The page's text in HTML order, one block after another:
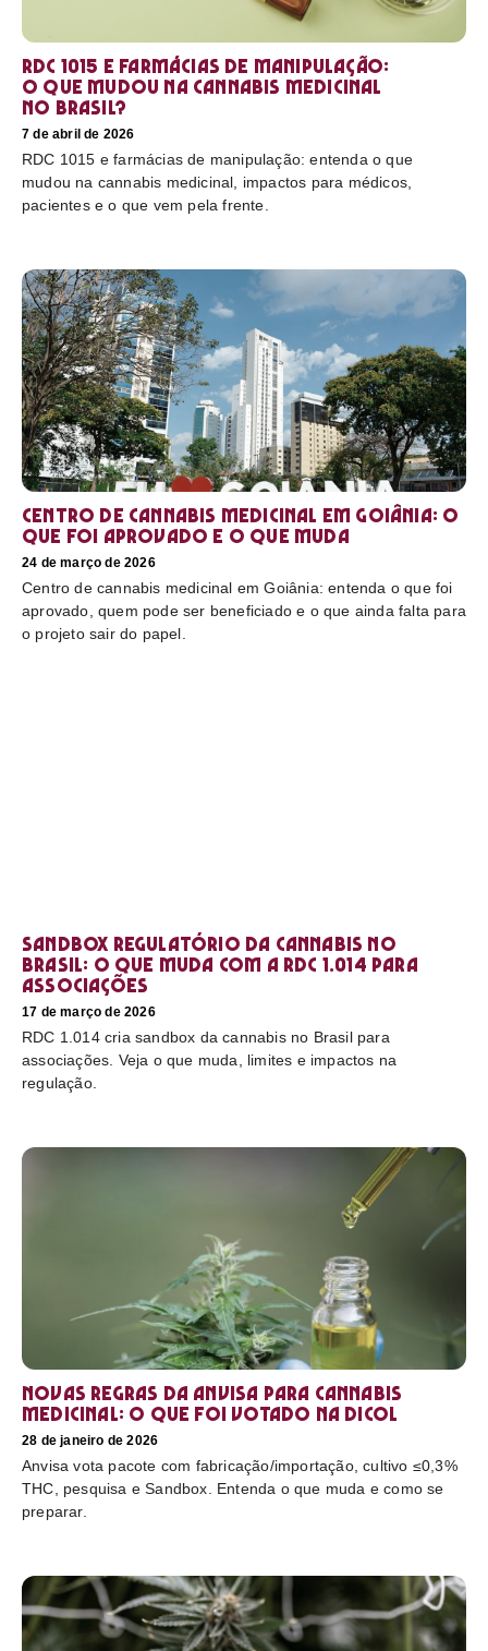
RDC 1015 e farmácias de manipulação:
o que mudou na cannabis medicinal
no Brasil?
7 de abril de 2026
RDC 1015 e farmácias de manipulação: entenda o que
mudou na cannabis medicinal, impactos para médicos,
pacientes e o que vem pela frente.
Centro de cannabis medicinal em Goiânia: o
que foi aprovado e o que muda
24 de março de 2026
Centro de cannabis medicinal em Goiânia: entenda o que foi
aprovado, quem pode ser beneficiado e o que ainda falta para
o projeto sair do papel.
Sandbox regulatório da cannabis no
Brasil: o que muda com a RDC 1.014 para
associações
17 de março de 2026
RDC 1.014 cria sandbox da cannabis no Brasil para
associações. Veja o que muda, limites e impactos na
regulação.
Novas regras da Anvisa para cannabis
medicinal: o que foi votado na Dicol
28 de janeiro de 2026
Anvisa vota pacote com fabricação/importação, cultivo ≤0,3%
THC, pesquisa e Sandbox. Entenda o que muda e como se
preparar.